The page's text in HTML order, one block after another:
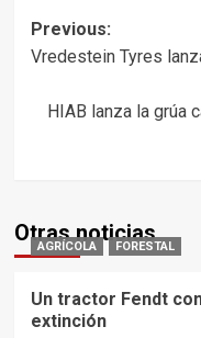
Post
navigation
Previous:
Vredestein Tyres
HIAB lanza la grúa
Otras noticias
AGRÍCOLA FORESTAL
Un tractor Fendt
extinción